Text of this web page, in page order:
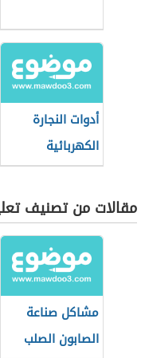
أدوات النجارة
الكهربائية
مقالات من تصنيف
مشاكل صناعة
الصابون الصلب